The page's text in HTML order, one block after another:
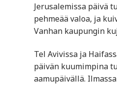
Jerusalemissa päivä
pehmeää valoa, ja
Vanhan kaupungin
Tel Avivissa ja
päivän kuumimpina
aamupäivällä.